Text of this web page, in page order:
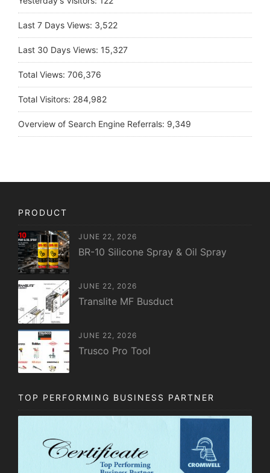
Last 7 Days Views: 3,522
Last 30 Days Views: 15,327
Total Views: 706,376
Total Visitors: 284,982
Overview of Search Engine Referrals: 9,349
PRODUCT
JUNE 22, 2026
BR-10 Silicone Spray & Oil Spray
JUNE 22, 2026
Translite MF Busduct
JUNE 22, 2026
Trusco Pro Tool
TOP PERFORMING BUSINESS PARTNER